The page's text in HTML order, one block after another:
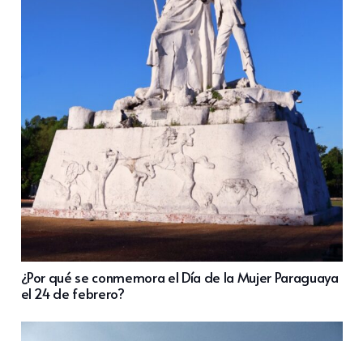
¿Por qué se conmemora el Día de la Mujer Paraguaya
el 24 de febrero?